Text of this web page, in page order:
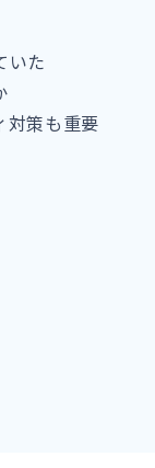
いた
対策も重要